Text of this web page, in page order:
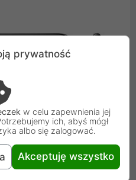
prywatność
w celu zapewnienia jej
ich, abyś mógł
albo się zalogować.
Akceptuję wszystko